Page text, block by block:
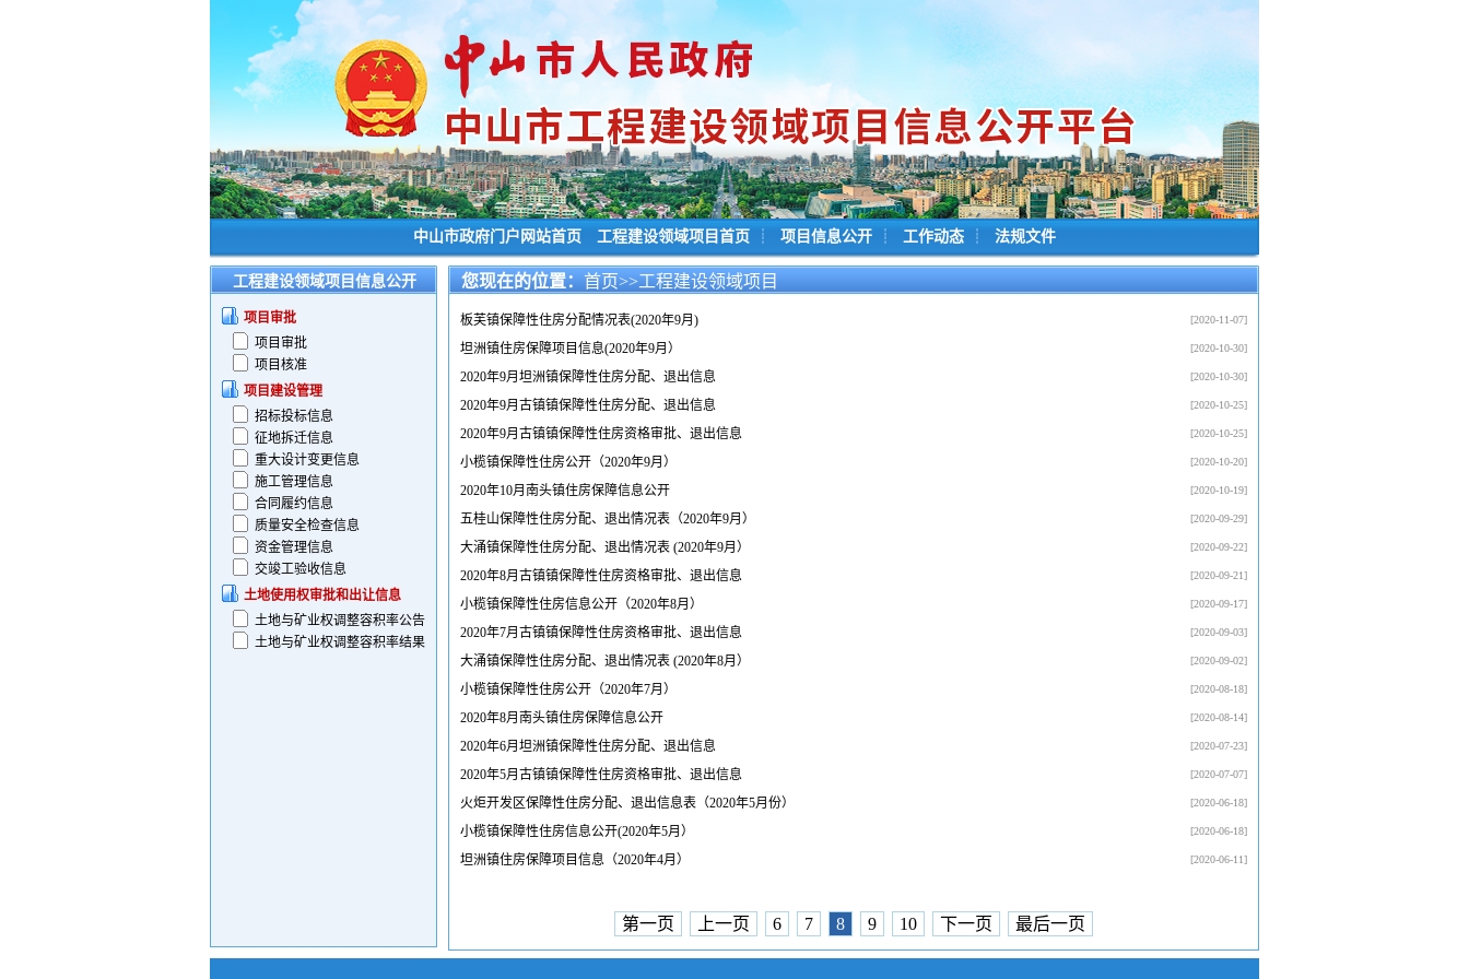
中山市政府门户网站首页 工程建设领域项目首页 ┊ 项目信息公开 ┊ 工作动态 ┊ 法规文件
工程建设领域项目信息公开
项目审批
项目审批
项目核准
项目建设管理
招标投标信息
征地拆迁信息
重大设计变更信息
施工管理信息
合同履约信息
质量安全检查信息
资金管理信息
交竣工验收信息
土地使用权审批和出让信息
土地与矿业权调整容积率公告
土地与矿业权调整容积率结果
您现在的位置： 首页>>工程建设领域项目
[2020-11-07]
板芙镇保障性住房分配情况表(2020年9月)
[2020-10-30]
坦洲镇住房保障项目信息(2020年9月）
[2020-10-30]
2020年9月坦洲镇保障性住房分配、退出信息
[2020-10-25]
2020年9月古镇镇保障性住房分配、退出信息
[2020-10-25]
2020年9月古镇镇保障性住房资格审批、退出信息
[2020-10-20]
小榄镇保障性住房公开（2020年9月）
[2020-10-19]
2020年10月南头镇住房保障信息公开
[2020-09-29]
五桂山保障性住房分配、退出情况表（2020年9月）
[2020-09-22]
大涌镇保障性住房分配、退出情况表 (2020年9月）
[2020-09-21]
2020年8月古镇镇保障性住房资格审批、退出信息
[2020-09-17]
小榄镇保障性住房信息公开（2020年8月）
[2020-09-03]
2020年7月古镇镇保障性住房资格审批、退出信息
[2020-09-02]
大涌镇保障性住房分配、退出情况表 (2020年8月）
[2020-08-18]
小榄镇保障性住房公开（2020年7月）
[2020-08-14]
2020年8月南头镇住房保障信息公开
[2020-07-23]
2020年6月坦洲镇保障性住房分配、退出信息
[2020-07-07]
2020年5月古镇镇保障性住房资格审批、退出信息
[2020-06-18]
火炬开发区保障性住房分配、退出信息表（2020年5月份）
[2020-06-18]
小榄镇保障性住房信息公开(2020年5月）
[2020-06-11]
坦洲镇住房保障项目信息（2020年4月）
第一页 上一页 6 7 8 9 10 下一页 最后一页